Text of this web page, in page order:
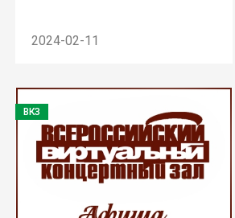
2024-02-11
ВКЗ